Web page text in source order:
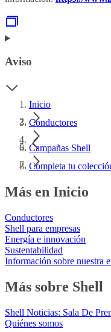
Aviso
Inicio
Conductores
Campañas Shell
Completa tu
Más en Inicio
Conductores
Shell para empresas
Energía e innovación
Sustentabilidad
Información sobre nuestra
Más sobre Shell
Shell Noticias: Sala De
Quiénes somos